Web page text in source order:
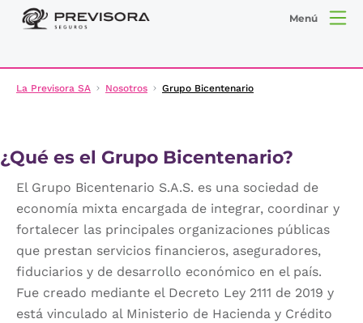
Menú
La Previsora SA Nosotros Grupo Bicentenario
¿Qué es el Grupo Bicentenario?
El Grupo Bicentenario S.A.S. es una sociedad de
economía mixta encargada de integrar, coordinar y
fortalecer las principales organizaciones públicas
que prestan servicios financieros, aseguradores,
fiduciarios y de desarrollo económico en el país.
Fue creado mediante el Decreto Ley 2111 de 2019 y
está vinculado al Ministerio de Hacienda y Crédito